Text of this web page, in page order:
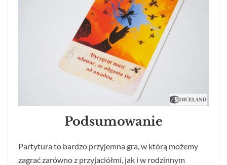
Podsumowanie
Partytura to bardzo przyjemna gra, w którą możemy
zagrać zarówno z przyjaciółmi, jak i w rodzinnym